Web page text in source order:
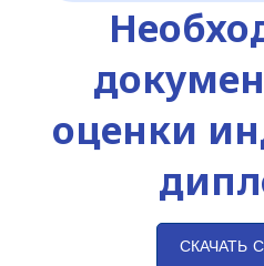
оценки
СКАЧАТЬ